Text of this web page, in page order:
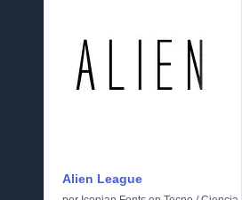
Alien League